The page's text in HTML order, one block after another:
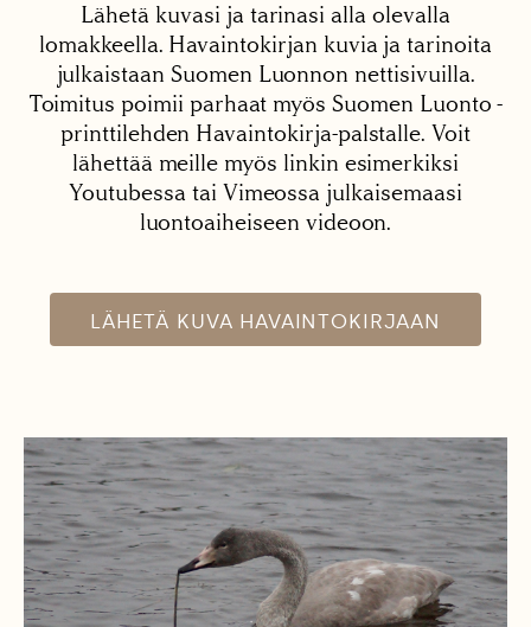
Lähetä kuvasi ja tarinasi alla olevalla
lomakkeella. Havaintokirjan kuvia ja tarinoita
julkaistaan Suomen Luonnon nettisivuilla.
Toimitus poimii parhaat myös Suomen Luonto -
printtilehden Havaintokirja-palstalle. Voit
lähettää meille myös linkin esimerkiksi
Youtubessa tai Vimeossa julkaisemaasi
luontoaiheiseen videoon.
LÄHETÄ KUVA HAVAINTOKIRJAAN